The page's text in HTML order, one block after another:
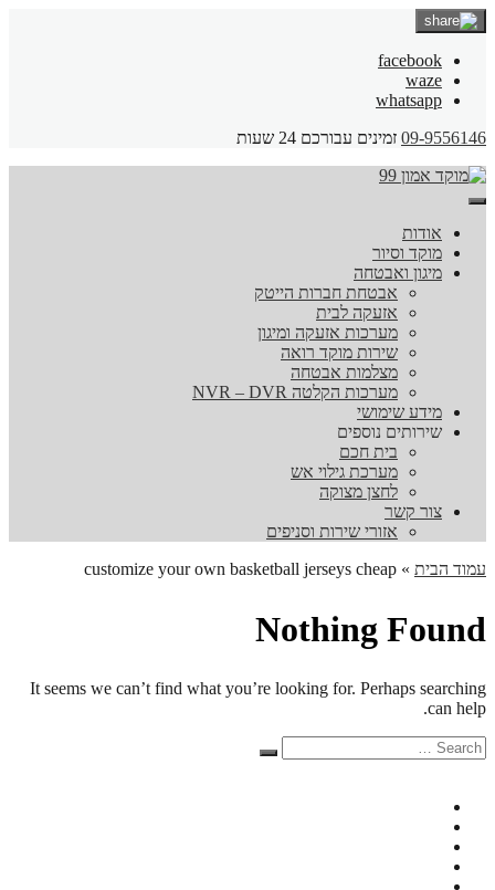
facebook
waze
whatsapp
09-9556146 זמינים עבורכם 24 שעות
אודות
מוקד וסיור
מיגון ואבטחה
אבטחת חברות הייטק
אזעקה לבית
מערכות אזעקה ומיגון
שירות מוקד רואה
מצלמות אבטחה
מערכות הקלטה NVR – DVR
מידע שימושי
שירותים נוספים
בית חכם
מערכת גילוי אש
לחצן מצוקה
צור קשר
אזורי שירות וסניפים
עמוד הבית »
customize your own basketball jerseys cheap
Nothing Found
It seems we can’t find what you’re looking for. Perhaps searching
can help.
Search
for:
Search